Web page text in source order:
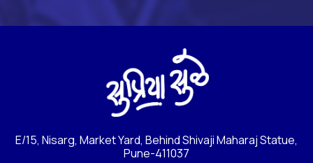
E/15, Nisarg, Market Yard, Behind Shivaji Maharaj Statue,
Pune-411037